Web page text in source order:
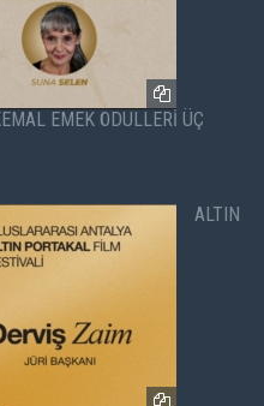
EMEK ÖDÜLLERİ ÜÇ
ALTIN